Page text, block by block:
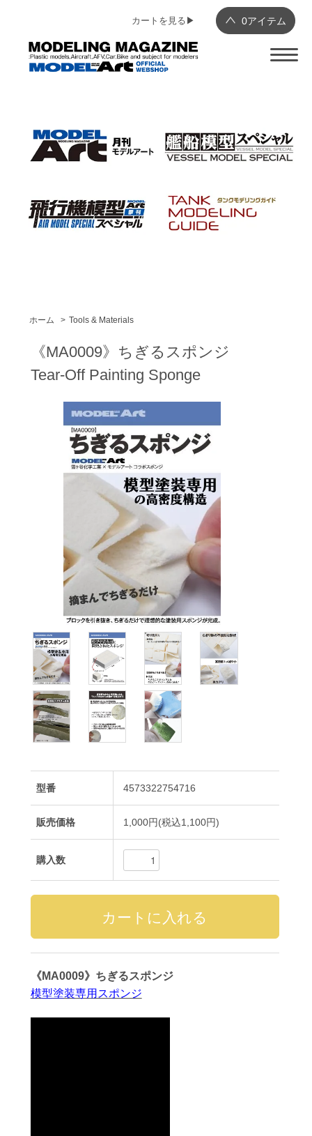
0アイテム
カートを見る▶︎
ホーム > Tools & Materials
《MA0009》ちぎるスポンジ
Tear-Off Painting Sponge
型番 4573322754716
販売価格 1,000円(税込1,100円)
購入数
《MA0009》ちぎるスポンジ
模型塗装専用スポンジ